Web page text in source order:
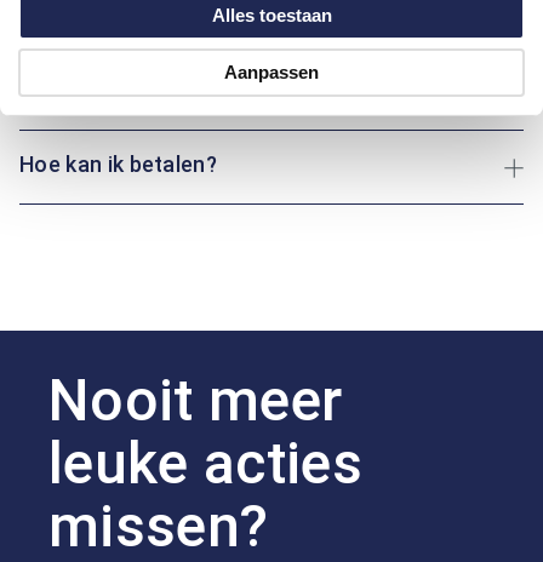
Alles toestaan
Aanpassen
Over Pioneer
Hoe kan ik betalen?
Nooit meer
leuke acties
missen?